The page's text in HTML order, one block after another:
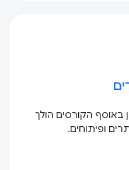
באוסף הקורסים הולך
ופיתוחים.